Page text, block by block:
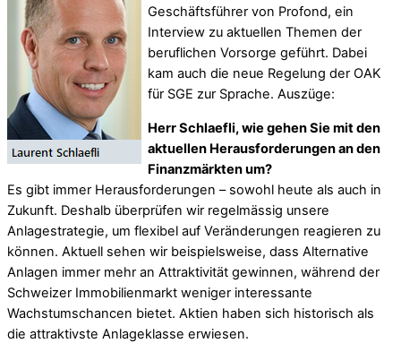
Geschäftsführer von Profond, ein
Interview zu aktuellen Themen der
beruflichen Vorsorge geführt. Dabei
kam auch die neue Regelung der OAK
für SGE zur Sprache. Auszüge:
Herr Schlaefli, wie gehen Sie mit den
aktuellen Herausforderungen an den
Finanzmärkten um?
Es gibt immer Herausforderungen – sowohl heute als auch in
Zukunft. Deshalb überprüfen wir regelmässig unsere
Anlagestrategie, um flexibel auf Veränderungen reagieren zu
können. Aktuell sehen wir beispielsweise, dass Alternative
Anlagen immer mehr an Attraktivität gewinnen, während der
Schweizer Immobilienmarkt weniger interessante
Wachstumschancen bietet. Aktien haben sich historisch als
die attraktivste Anlageklasse erwiesen.